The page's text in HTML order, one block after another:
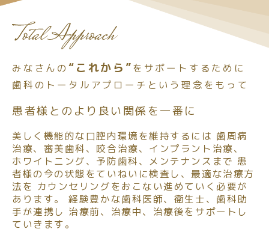
みなさんの“これから”をサポートするために
歯科のトータルアプローチという理念をもって
患者様とのより良い関係を一番に
美しく機能的な口腔内環境を維持するには 歯周病
治療、審美歯科、咬合治療、インプラント治療、
ホワイトニング、予防歯科、メンテナンスまで 患
者様の今の状態をていねいに検査し、最適な治療方
法を カウンセリングをおこない進めていく必要が
あります。
経験豊かな歯科医師、衛生士、歯科助
手が連携し 治療前、治療中、治療後をサポートし
ていきます。